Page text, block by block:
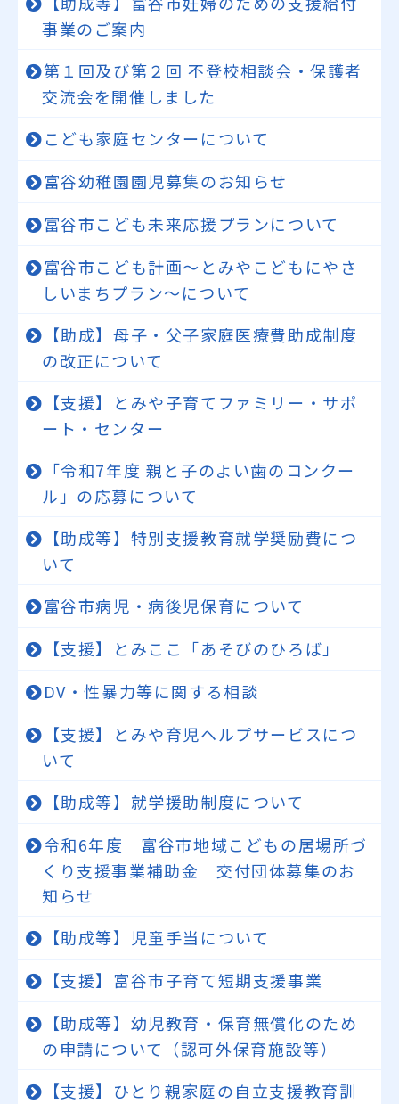
事業のご案内
第１回及び第２回 不登校相談会・保護者
交流会を開催しました
こども家庭センターについて
富谷幼稚園園児募集のお知らせ
富谷市こども未来応援プランについて
富谷市こども計画～とみやこどもにやさ
しいまちプラン～について
【助成】母子・父子家庭医療費助成制度
の改正について
【支援】とみや子育てファミリー・サポ
ート・センター
「令和7年度 親と子のよい歯のコンクー
ル」の応募について
【助成等】特別支援教育就学奨励費につ
いて
富谷市病児・病後児保育について
【支援】とみここ「あそびのひろば」
DV・性暴力等に関する相談
【支援】とみや育児ヘルプサービスにつ
いて
【助成等】就学援助制度について
令和6年度 富谷市地域こどもの居場所づ
くり支援事業補助金 交付団体募集のお
知らせ
【助成等】児童手当について
【支援】富谷市子育て短期支援事業
【助成等】幼児教育・保育無償化のため
の申請について（認可外保育施設等）
【支援】ひとり親家庭の自立支援教育訓